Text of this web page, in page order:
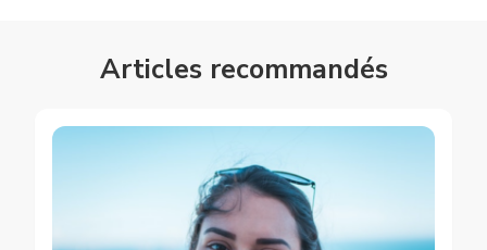
Articles recommandés